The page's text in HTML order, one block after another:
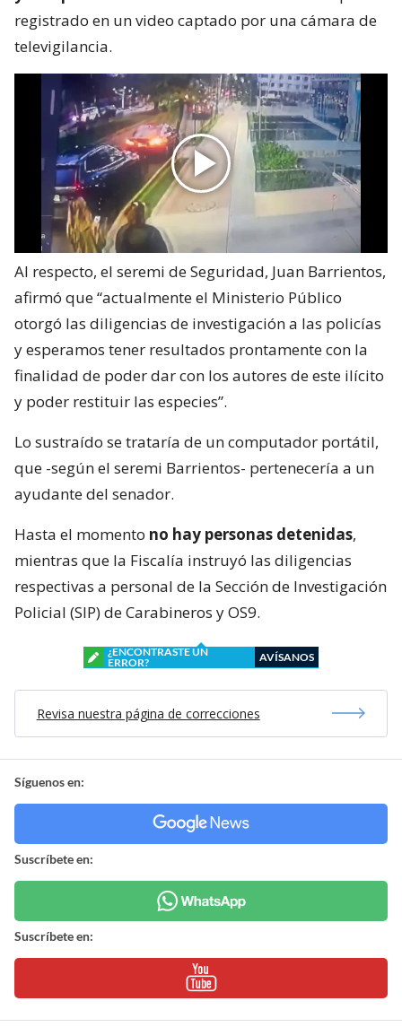
registrado en un video captado por una cámara de
televigilancia.
Al respecto, el seremi de Seguridad, Juan Barrientos,
afirmó que “actualmente el Ministerio Público
otorgó las diligencias de investigación a las policías
y esperamos tener resultados prontamente con la
finalidad de poder dar con los autores de este ilícito
y poder restituir las especies”.
Lo sustraído se trataría de un computador portátil,
que -según el seremi Barrientos- pertenecería a un
ayudante del senador.
Hasta el momento no hay personas detenidas,
mientras que la Fiscalía instruyó las diligencias
respectivas a personal de la Sección de Investigación
Policial (SIP) de Carabineros y OS9.
¿ENCONTRASTE UN
ERROR?
AVÍSANOS
Revisa nuestra página de correcciones
Síguenos en:
Suscríbete en:
Suscríbete en: